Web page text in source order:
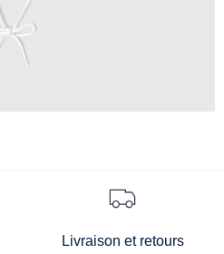
Livraison et retours